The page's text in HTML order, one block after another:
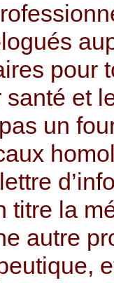
pour
santé et
pas un
titre la
autre